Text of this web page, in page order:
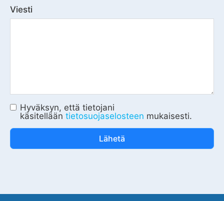
Viesti
Hyväksyn, että tietojani
käsitellään tietosuojaselosteen mukaisesti.
Lähetä